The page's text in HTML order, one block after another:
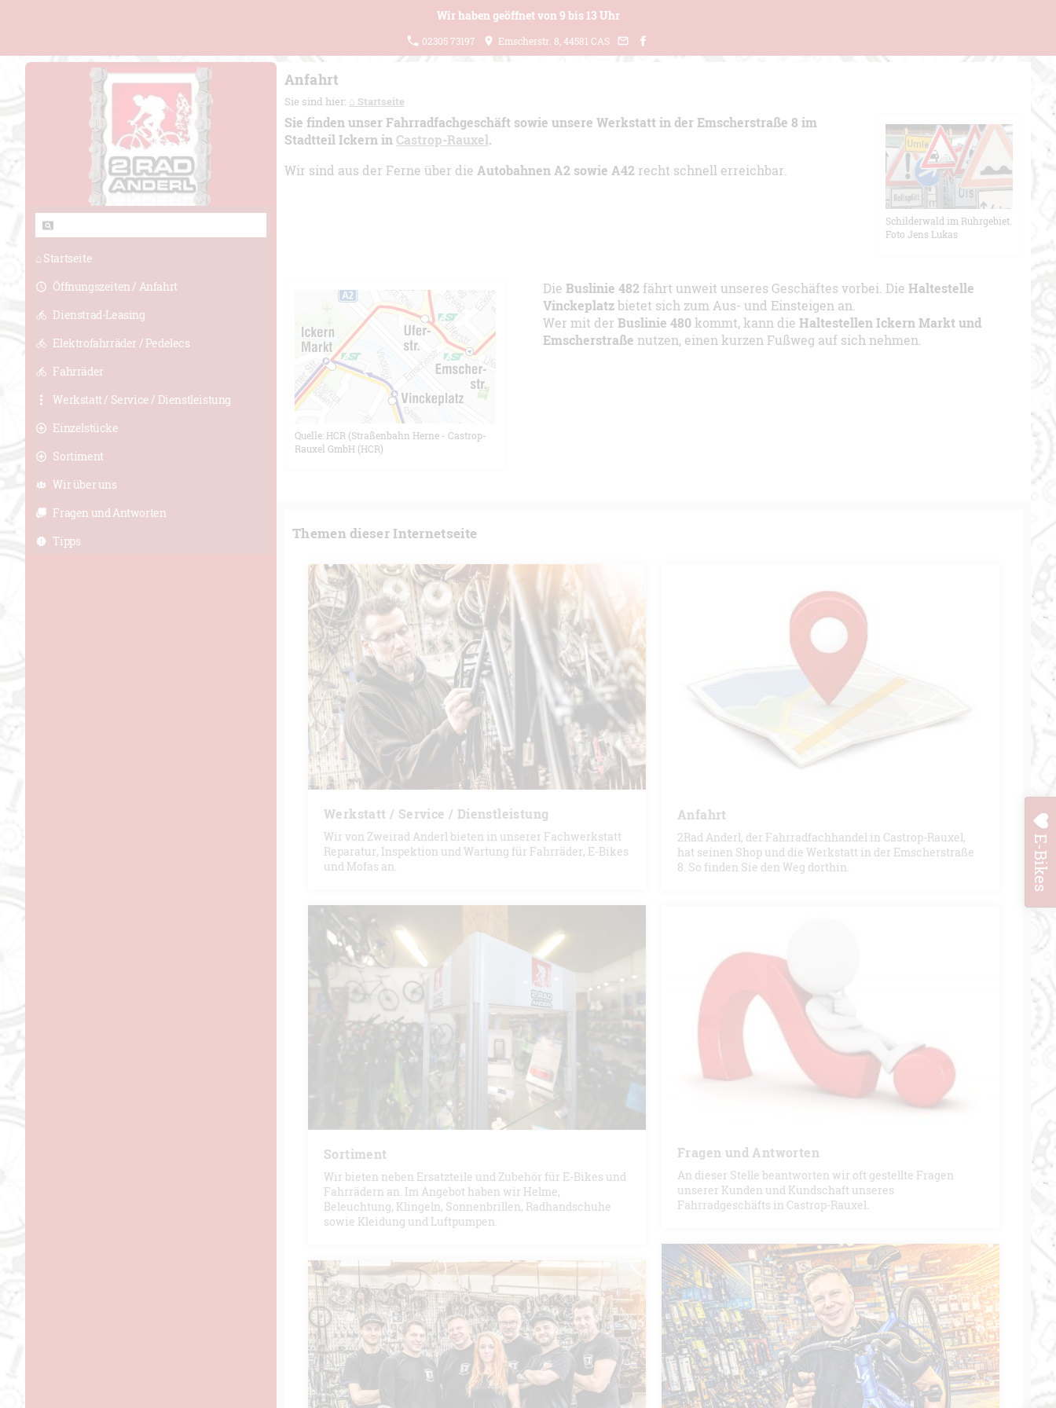
Wir haben geöffnet von 9 bis 13 Uhr
02305 73197 Emscherstr. 8, 44581 CAS
⌂ Startseite
Öffnungszeiten / Anfahrt
Dienstrad-Leasing
Elektrofahrräder / Pedelecs
Fahrräder
Werkstatt / Service / Dienstleistung
Einzelstücke
Sortiment
Wir über uns
Fragen und Antworten
Tipps
Anfahrt
Sie sind hier: ⌂ Startseite
Schilderwald im Ruhrgebiet.
Foto Jens Lukas
Sie finden unser Fahrradfachgeschäft sowie unsere Werkstatt in der Emscherstraße 8 im
Stadtteil Ickern in Castrop-Rauxel.
Wir sind aus der Ferne über die Autobahnen A2 sowie A42 recht schnell erreichbar.
Quelle: HCR (Straßenbahn Herne - Castrop-
Rauxel GmbH (HCR)
Die Buslinie 482 fährt unweit unseres Geschäftes vorbei. Die Haltestelle
Vinckeplatzbietet sich zum Aus- und Einsteigen an.
Wer mit der Buslinie 480 kommt, kann die Haltestellen Ickern Markt und
Emscherstraße nutzen, einen kurzen Fußweg auf sich nehmen.
E-Bikes
Themen dieser Internetseite
Werkstatt / Service / Dienstleistung
Wir von Zweirad Anderl bieten in unserer Fachwerkstatt
Reparatur, Inspektion und Wartung für Fahrräder, E-Bikes
und Mofas an.
Sortiment
Wir bieten neben Ersatzteile und Zubehör für E-Bikes und
Fahrrädern an. Im Angebot haben wir Helme,
Beleuchtung, Klingeln, Sonnenbrillen, Radhandschuhe
sowie Kleidung und Luftpumpen.
Anfahrt
2Rad Anderl, der Fahrradfachhandel in Castrop-Rauxel,
hat seinen Shop und die Werkstatt in der Emscherstraße
8. So finden Sie den Weg dorthin.
Fragen und Antworten
An dieser Stelle beantworten wir oft gestellte Fragen
unserer Kunden und Kundschaft unseres
Fahrradgeschäfts in Castrop-Rauxel.